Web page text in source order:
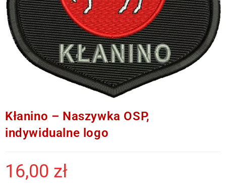
Kłanino – Naszywka OSP,
indywidualne logo
16,00 zł